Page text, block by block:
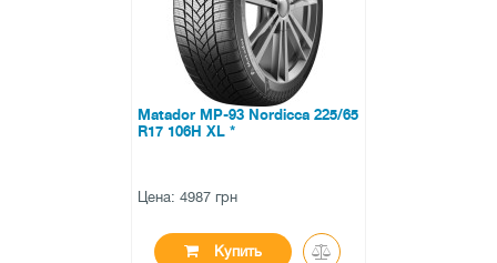
Matador MP-93 Nordicca 225/65
R17 106H XL *
Цена: 4987 грн
Купить